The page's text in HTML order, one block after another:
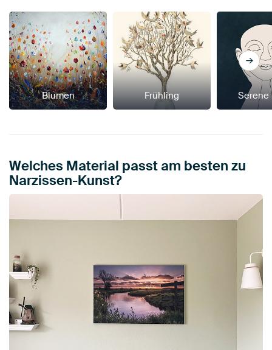
Blumen Frühling Serene
Welches Material passt am besten zu
Narzissen-Kunst?